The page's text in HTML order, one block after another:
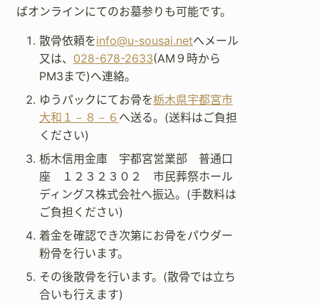
ばオンラインにてのお墓参りも可能です。
散骨依頼をinfo@u-sousai.netへメール
又は、 028-678-2633(AM９時から
PM3まで)へ連絡。
ゆうパックにてお骨を栃木県宇都宮市
大和１－８－６ へ送る。(送料はご負担
ください)
栃木信用金庫 宇都宮営業部 普通口
座 １２３２３０２ 市民葬祭ホール
ディングス株式会社へ振込。(手数料は
ご負担ください)
着金を確認でき次第にお骨をパウダー
粉骨を行います。
その後散骨を行います。(散骨では立ち
合いも行えます)